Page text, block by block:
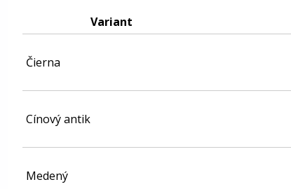
Variant
Čierna
Cínový antik
Medený